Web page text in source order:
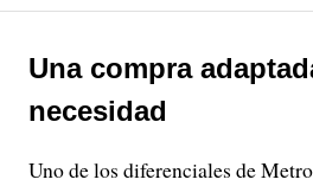
Una compra
necesidad
Uno de los diferenciales de